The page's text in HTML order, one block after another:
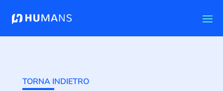
TORNA INDIETRO